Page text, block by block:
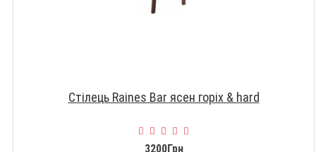
Стілець Raines Bar ясен горіх & hard
3200Грн